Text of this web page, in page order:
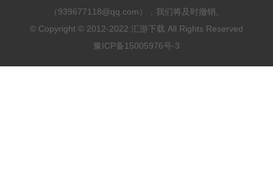
（939677118@qq.com），我们将及时撤销。
© Copyright © 2012-2022 汇游下载 All Rights Reserved
豫ICP备15005976号-3